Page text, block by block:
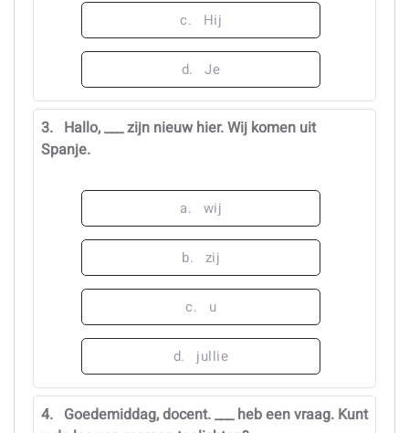
c. Hij
d. Je
3. Hallo, ___ zijn nieuw hier. Wij komen uit
Spanje.
a. wij
b. zij
c. u
d. jullie
4. Goedemiddag, docent. ___ heb een vraag. Kunt